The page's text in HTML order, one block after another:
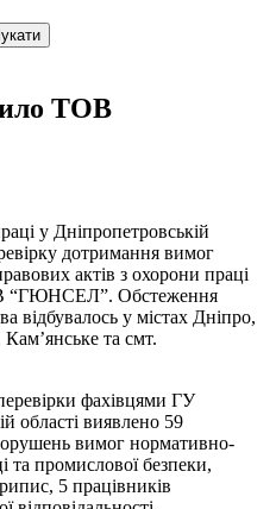
ТОВ
у Дніпропетровській
дотримання вимог
актів з охорони праці
“ГЮНСЕЛ”. Обстеження
відбувалось у містах Дніпро,
та смт.
фахівцями ГУ
області виявлено 59
вимог нормативно-
та промислової безпеки,
5 працівників